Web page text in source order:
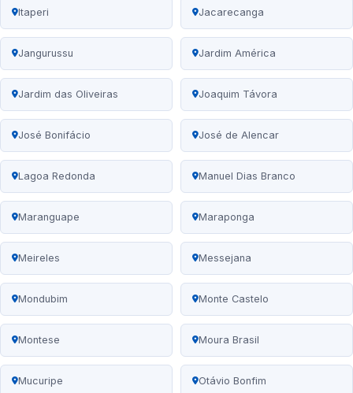
Itaperi Jacarecanga
Jangurussu Jardim América
Jardim das Oliveiras Joaquim Távora
José Bonifácio José de Alencar
Lagoa Redonda Manuel Dias Branco
Maranguape Maraponga
Meireles Messejana
Mondubim Monte Castelo
Montese Moura Brasil
Mucuripe Otávio Bonfim